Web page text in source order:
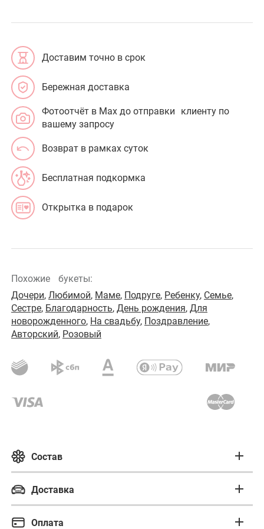
Доставим точно в срок
Бережная доставка
Фотоотчёт в Max до отправки клиенту по
вашему запросу
Возврат в рамках суток
Бесплатная подкормка
Открытка в подарок
Похожие букеты:
Дочери, Любимой, Маме, Подруге, Ребенку, Семье,
Сестре, Благодарность, День рождения, Для
новорожденного, На свадьбу, Поздравление,
Авторский, Розовый
Состав
Состав букета
Доставка
Бережная доставка
Оплата